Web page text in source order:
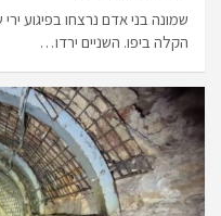
שמונה בני אדם נרצחו בפיגוע
הקלה ביפו. השניים ירדו…